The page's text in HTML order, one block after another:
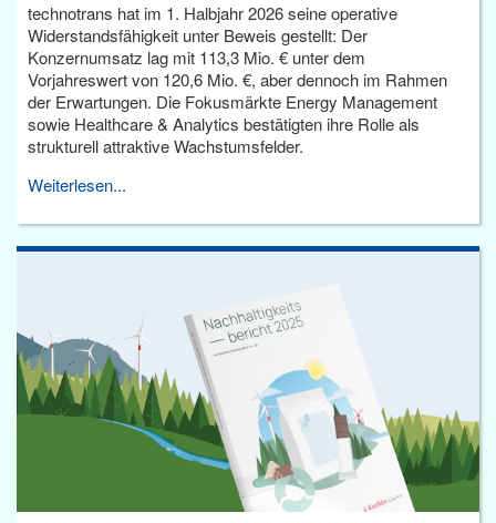
technotrans hat im 1. Halbjahr 2026 seine operative
Widerstandsfähigkeit unter Beweis gestellt: Der
Konzernumsatz lag mit 113,3 Mio. € unter dem
Vorjahreswert von 120,6 Mio. €, aber dennoch im Rahmen
der Erwartungen. Die Fokusmärkte Energy Management
sowie Healthcare & Analytics bestätigten ihre Rolle als
strukturell attraktive Wachstumsfelder.
Weiterlesen...